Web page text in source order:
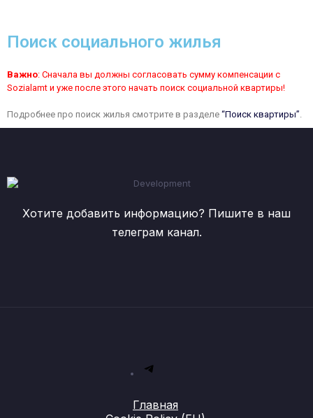
Поиск социального жилья
Важно: Сначала вы должны согласовать сумму компенсации с
Sozialamt и уже после этого начать поиск социальной квартиры!
Подробнее про поиск жилья смотрите в разделе “Поиск квартиры”
Хотите добавить информацию? Пишите в наш
телеграм канал.
Главная